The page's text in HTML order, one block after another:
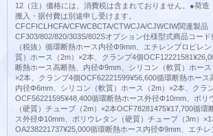
12（注）価格には、消費税は含まれておりません。●荷造
搬入・据付費は別途申し受けます。
CFCFICLHCFA/CFWCBCTA/CTWCJA/CJWCIW関連製品
CF303/802/820/303S/802Sオプション仕様型式商品コード
（税抜）循環断熱ホース内径Φ9mm、エチレンプロピレン
質）ホース（2m）×2本、クランプ4個
断熱ホース高断熱、内径Φ9mm、シリコン（軟質）ホース
×2本、クランプ4個OCF62221599¥56,600循環断熱ホース
内径Φ6mm、シリコン（軟質）ホース（2m）×2本、クラ
OCF56221595¥48,400循環断熱ホース外径Φ10mm、ポリ
（硬質）チューブ（2m）×2本OCF78281475¥17,700循環
ス外径Φ10mm、ポリウレタン（硬質）チューブ（3m）×1
OA238221737¥25,000循環断熱ホース内径Φ9mm、エチレ